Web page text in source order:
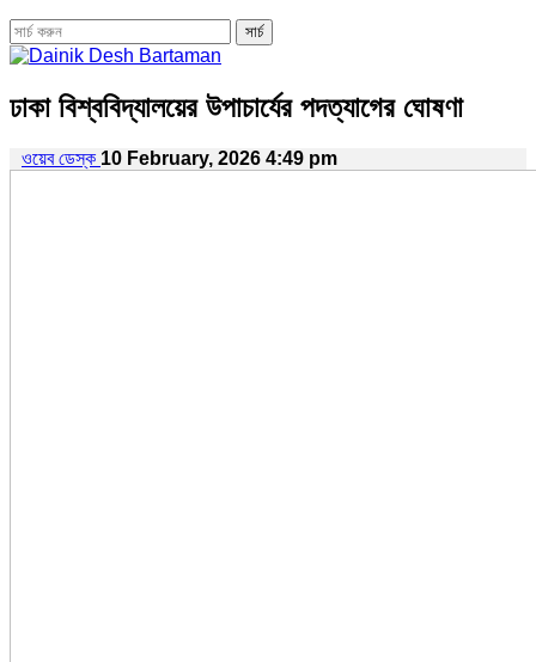
ঢাকা বিশ্ববিদ্যালয়ের উপাচার্যের পদত্যাগের ঘোষণা
ওয়েব ডেস্ক 10 February, 2026 4:49 pm